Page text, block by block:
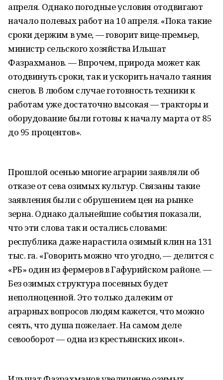
апреля. Однако погодные условия отодвигают
начало полевых работ на 10 апреля. «Пока такие
сроки держим в уме, — говорит вице-премьер,
министр сельского хозяйства Ильшат
Фазрахманов. — Впрочем, природа может как
отодвинуть сроки, так и ускорить начало таяния
снегов. В любом случае готовность техники к
работам уже достаточно высокая — тракторы и
оборудование были готовы к началу марта от 85
до 95 процентов».
Прошлой осенью многие аграрии заявляли об
отказе от сева озимых культур. Связаны такие
заявления были с обрушением цен на рынке
зерна. Однако дальнейшие события показали,
что эти слова так и остались словами:
республика даже нарастила озимый клин на 131
тыс. га. «Говорить можно что угодно, — делится с
«РБ» один из фермеров в Гафурийском районе. —
Без озимых структура посевных будет
неполноценной. Это только далеким от
аграрных вопросов людям кажется, что можно
сеять, что душа пожелает. На самом деле
севооборот — одна из крестьянских икон».